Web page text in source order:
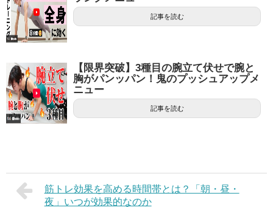
記事を読む
【限界突破】3種目の腕立て伏せで腕と
胸がパンッパン！鬼のプッシュアップメ
ニュー
記事を読む
筋トレ効果を高める時間帯とは？「朝・昼・
夜」いつが効果的なのか